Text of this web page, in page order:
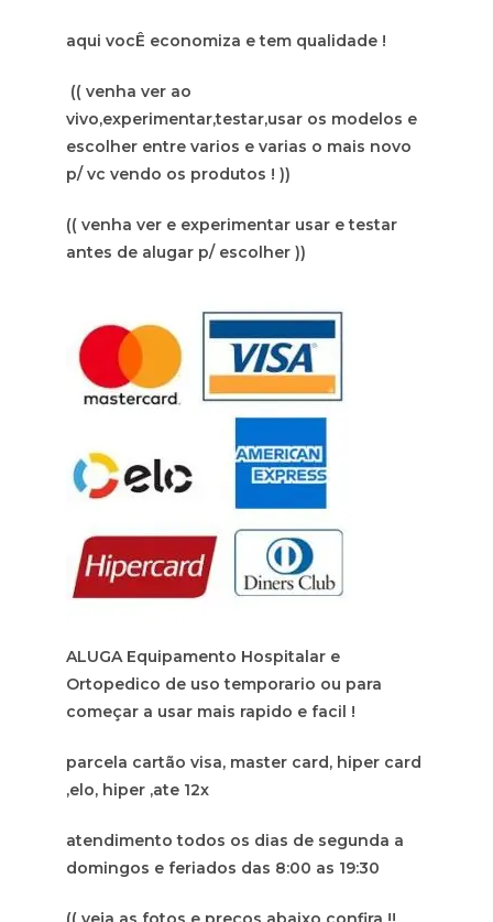
aqui vocÊ economiza e tem qualidade !
(( venha ver ao
vivo,experimentar,testar,usar os modelos e
escolher entre varios e varias o mais novo
p/ vc vendo os produtos ! ))
(( venha ver e experimentar usar e testar
antes de alugar p/ escolher ))
ALUGA Equipamento Hospitalar e
Ortopedico de uso temporario ou para
começar a usar mais rapido e facil !
parcela cartão visa, master card, hiper card
,elo, hiper ,ate 12x
atendimento todos os dias de segunda a
domingos e feriados das 8:00 as 19:30